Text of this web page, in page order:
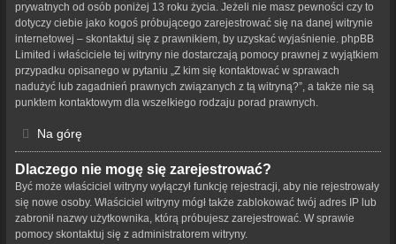
prywatnych od osób poniżej 13 roku życia. Jeżeli nie masz pewności czy to
dotyczy ciebie jako kogoś próbującego zarejestrować się na danej witrynie
internetowej – skontaktuj się z prawnikiem, by uzyskać wyjaśnienie. phpBB
Limited i właściciele tej witryny nie dostarczają pomocy prawnej z wyjątkiem
przypadku opisanego w pytaniu „Z kim się kontaktować w sprawach
nadużyć lub zagadnień prawnych związanych z tą witryną?”, a także nie są
punktem kontaktowym dla wszelkiego rodzaju porad prawnych.
Na górę
Dlaczego nie mogę się zarejestrować?
Być może właściciel witryny wyłączył funkcję rejestracji, aby nie rejestrowały
się nowe osoby. Właściciel witryny mógł także zablokować twój adres IP lub
zabronił nazwy użytkownika, którą próbujesz zarejestrować. W sprawie
pomocy skontaktuj się z administratorem witryny.